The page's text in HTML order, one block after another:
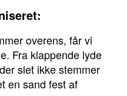
overens, får vi
Fra klappende lyde
slet ikke stemmer
en sand fest af